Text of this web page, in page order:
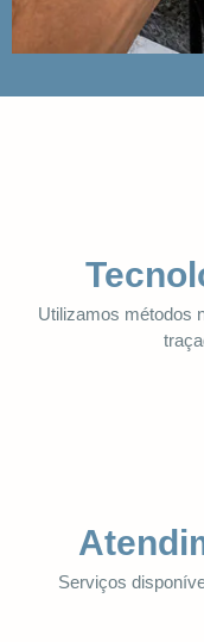
Utilizamos métodos
Serviços